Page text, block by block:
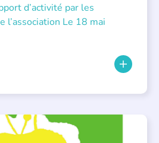
d’activité par les
l’association Le 18 mai
, LECTURE INDIVIDUALISÉE